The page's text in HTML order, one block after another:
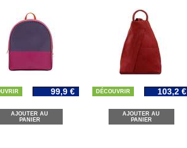
99,9 €
AJOUTER AU
PANIER
DÉCOUVRIR 103,2 €
AJOUTER AU
PANIER